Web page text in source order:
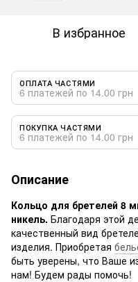
В избранное
ОПЛАТА ЧАСТЯМИ
6 платежей по 14.00 грн
ПОКУПКА ЧАСТЯМИ
6 платежей по 14.00 грн
Описание
Кольцо для бретелей 8
никель. Благодаря этой
качественный вид
изделия. Приобретая
быть уверены, что Ваше
нам! Будем рады помочь!